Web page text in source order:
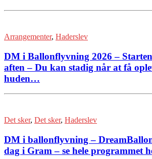
Arrangementer, Haderslev
DM i Ballonflyvning 2026 –
aften – Du kan stadig når at få
huden…
Det sker, Det sker, Haderslev
DM i ballonflyvning –
dag i Gram – se hele programmet